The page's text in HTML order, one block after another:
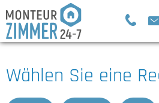
Wählen Sie eine